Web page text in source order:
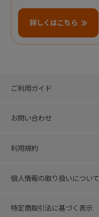
詳しくはこちら
ご利用ガイド
お問い合わせ
利用規約
個人情報の取り扱いについて
特定商取引法に基づく表示